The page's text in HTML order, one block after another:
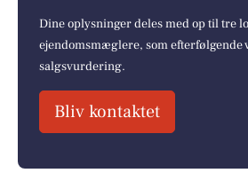
Dine oplysninger deles med op til tre
ejendomsmæglere, som efterfølgende
salgsvurdering.
Bliv kontaktet